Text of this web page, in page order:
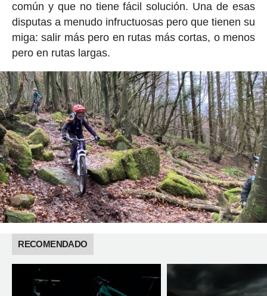
común y que no tiene fácil solución. Una de esas
disputas a menudo infructuosas pero que tienen su
miga: salir más pero en rutas más cortas, o menos
pero en rutas largas.
RECOMENDADO